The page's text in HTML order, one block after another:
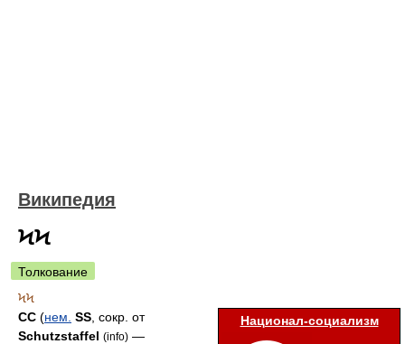
Википедия
ϞϞ
Толкование
ϞϞ
Национал-социализм
СС (нем. SS , сокр. от
Schutzstaffel (info) —